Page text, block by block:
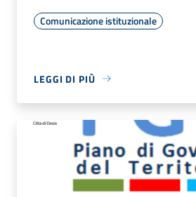
Comunicazione istituzionale
LEGGI DI PIÙ